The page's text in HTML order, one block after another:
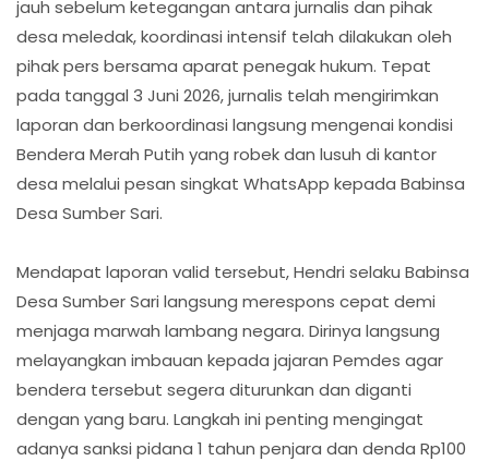
jauh sebelum ketegangan antara jurnalis dan pihak
desa meledak, koordinasi intensif telah dilakukan oleh
pihak pers bersama aparat penegak hukum. Tepat
pada tanggal 3 Juni 2026, jurnalis telah mengirimkan
laporan dan berkoordinasi langsung mengenai kondisi
Bendera Merah Putih yang robek dan lusuh di kantor
desa melalui pesan singkat WhatsApp kepada Babinsa
Desa Sumber Sari.
​Mendapat laporan valid tersebut, Hendri selaku Babinsa
Desa Sumber Sari langsung merespons cepat demi
menjaga marwah lambang negara. Dirinya langsung
melayangkan imbauan kepada jajaran Pemdes agar
bendera tersebut segera diturunkan dan diganti
dengan yang baru. Langkah ini penting mengingat
adanya sanksi pidana 1 tahun penjara dan denda Rp100